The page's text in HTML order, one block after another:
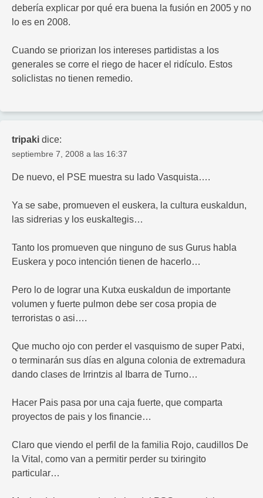
debería explicar por qué era buena la fusión en 2005 y no
lo es en 2008.
Cuando se priorizan los intereses partidistas a los
generales se corre el riego de hacer el ridículo. Estos
soliclistas no tienen remedio.
tripaki dice:
septiembre 7, 2008 a las 16:37
De nuevo, el PSE muestra su lado Vasquista….
Ya se sabe, promueven el euskera, la cultura euskaldun,
las sidrerias y los euskaltegis…
Tanto los promueven que ninguno de sus Gurus habla
Euskera y poco intención tienen de hacerlo…
Pero lo de lograr una Kutxa euskaldun de importante
volumen y fuerte pulmon debe ser cosa propia de
terroristas o asi….
Que mucho ojo con perder el vasquismo de super Patxi,
o terminarán sus días en alguna colonia de extremadura
dando clases de Irrintzis al Ibarra de Turno…
Hacer Pais pasa por una caja fuerte, que comparta
proyectos de pais y los financie…
Claro que viendo el perfil de la familia Rojo, caudillos De
la Vital, como van a permitir perder su txiringito
particular…